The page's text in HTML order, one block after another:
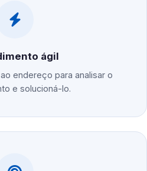
ágil
endereço para analisar o
e solucioná-lo.